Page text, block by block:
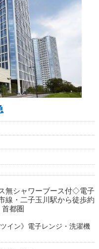
無シャワーブース付◇電子
線・二子玉川駅から徒歩約
首都圏
イン》電子レンジ・洗濯機